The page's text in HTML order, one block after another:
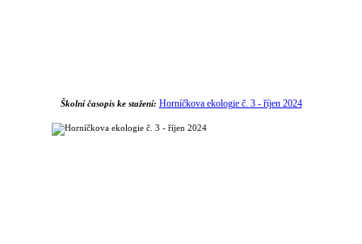
Školní časopis ke stažení: Horníčkova ekologie č. 3 - říjen 2024